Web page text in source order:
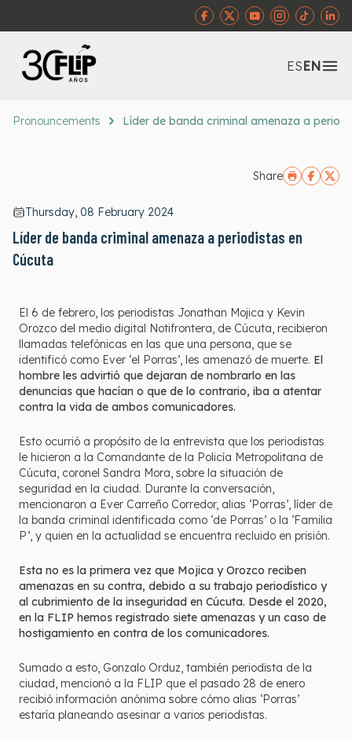
ESEN
Pronouncements Líder de banda criminal amenaza a
Share
Thursday, 08 February 2024
Líder de banda criminal amenaza a periodistas en
Cúcuta
El 6 de febrero, los periodistas Jonathan Mojica y Kevin
Orozco del medio digital Notifrontera, de Cúcuta, recibieron
llamadas telefónicas en las que una persona, que se
identificó como Ever ‘el Porras’, les amenazó de muerte. El
hombre les advirtió que dejaran de nombrarlo en las
denuncias que hacían o que de lo contrario, iba a atentar
contra la vida de ambos comunicadores.
Esto ocurrió a propósito de la entrevista que los periodistas
le hicieron a la Comandante de la Policía Metropolitana de
Cúcuta, coronel Sandra Mora, sobre la situación de
seguridad en la ciudad. Durante la conversación,
mencionaron a Ever Carreño Corredor, alias ‘Porras’, líder de
la banda criminal identificada como ‘de Porras’ o la ‘Familia
P’, y quien en la actualidad se encuentra recluido en prisión.
Esta no es la primera vez que Mojica y Orozco reciben
amenazas en su contra, debido a su trabajo periodístico y
al cubrimiento de la inseguridad en Cúcuta. Desde el 2020,
en la FLIP hemos registrado siete amenazas y un caso de
hostigamiento en contra de los comunicadores.
Sumado a esto, Gonzalo Orduz, también periodista de la
ciudad, mencionó a la FLIP que el pasado 28 de enero
recibió información anónima sobre cómo alias ‘Porras’
estaría planeando asesinar a varios periodistas.